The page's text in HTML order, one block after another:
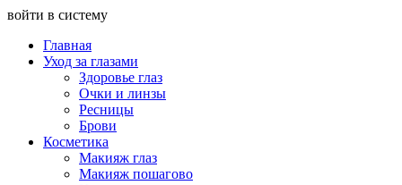
войти в систему
Главная
Уход за глазами
Здоровье глаз
Очки и линзы
Ресницы
Брови
Косметика
Макияж глаз
Макияж пошагово